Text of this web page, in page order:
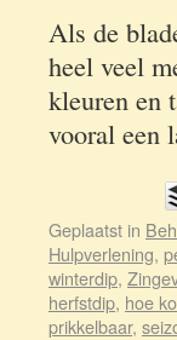
Als de
heel veel
kleuren en
vooral een
Geplaatst in
Hulpverlening,
winterdip,
herfstdip, hoe
prikkelbaar,